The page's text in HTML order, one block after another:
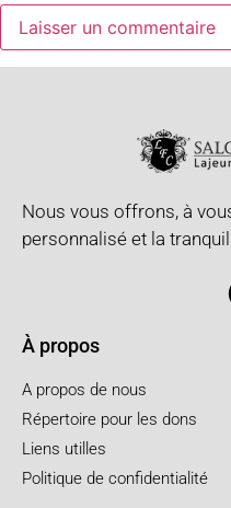
Nous vous offrons, à
personnalisé et la
À propos
A propos de nous
Répertoire pour les dons
Liens utilles
Politique de confidentialité